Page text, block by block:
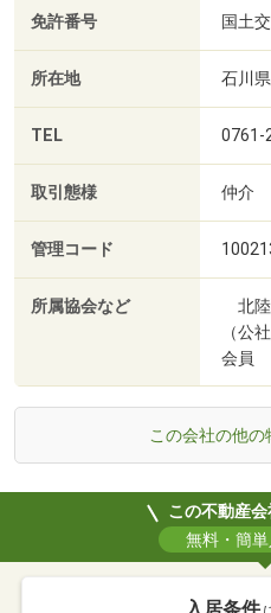
免許番号 国土
所在地 石川
TEL 0761-
取引態様 仲介
管理コード
所属協会など
北陸
（公
会員
この会社の他の
この不動産
無料・簡